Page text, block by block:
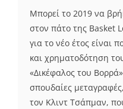
Μπορεί το 2019 να
στον πάτο της Basket
για το νέο έτος είναι
και χρηματοδότηση
«Δικέφαλος του
σπουδαίες
τον Κλιντ Τσάπμαν,